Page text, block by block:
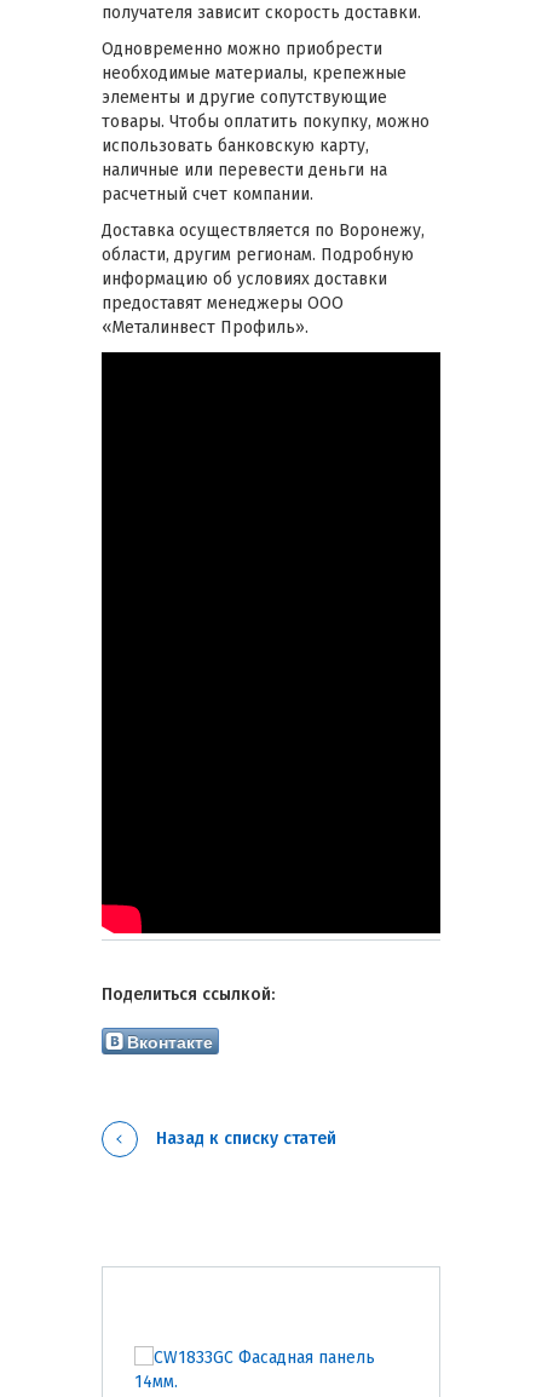
получателя зависит скорость доставки.
Одновременно можно приобрести
необходимые материалы, крепежные
элементы и другие сопутствующие
товары. Чтобы оплатить покупку, можно
использовать банковскую карту,
наличные или перевести деньги на
расчетный счет компании.
Доставка осуществляется по Воронежу,
области, другим регионам. Подробную
информацию об условиях доставки
предоставят менеджеры ООО
«Металинвест Профиль».
Назад к списку статей
Вконтакте
Поделиться ссылкой: